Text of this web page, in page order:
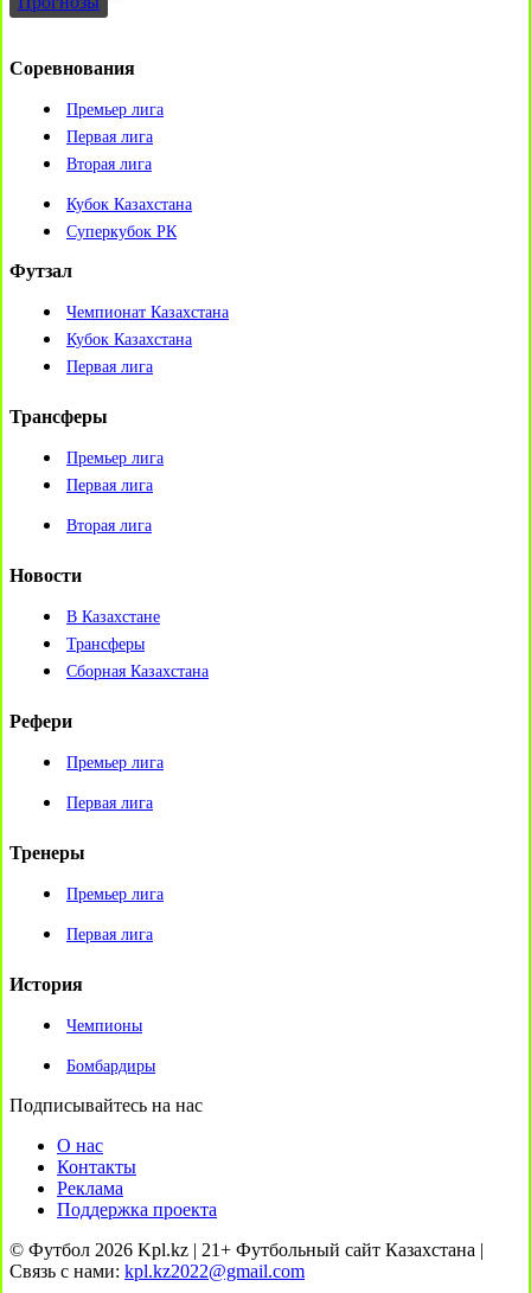
Соревнования
Премьер лига
Первая лига
Вторая лига
Кубок Казахстана
Суперкубок РК
Футзал
Чемпионат Казахстана
Кубок Казахстана
Первая лига
Трансферы
Премьер лига
Первая лига
Вторая лига
Новости
В Казахстане
Трансферы
Сборная Казахстана
Рефери
Премьер лига
Первая лига
Тренеры
Премьер лига
Первая лига
История
Чемпионы
Бомбардиры
Подписывайтесь на нас
О нас
Контакты
Реклама
Поддержка проекта
© Футбол 2026 Kpl.kz | 21+ Футбольный сайт Казахстана |
Связь с нами: kpl.kz2022@gmail.com